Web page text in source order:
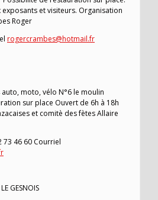
et visiteurs. Organisation
Roger
rogercrambes@hotmail.fr
auto, moto, vélo N°6 le moulin
sur place Ouvert de 6h à 18h
et comitè des fètes Allaire
73 46 60 Courriel
GESNOIS